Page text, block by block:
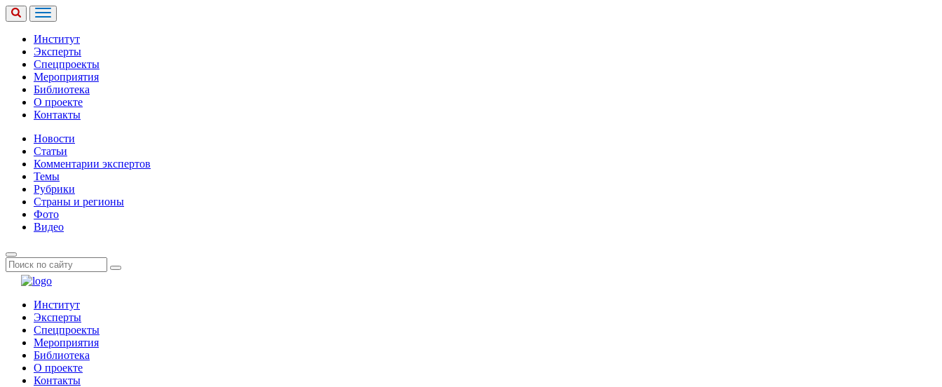
Институт
Эксперты
Спецпроекты
Мероприятия
Библиотека
О проекте
Контакты
Новости
Статьи
Комментарии экспертов
Темы
Рубрики
Страны и регионы
Фото
Видео
Институт
Эксперты
Спецпроекты
Мероприятия
Библиотека
О проекте
Контакты